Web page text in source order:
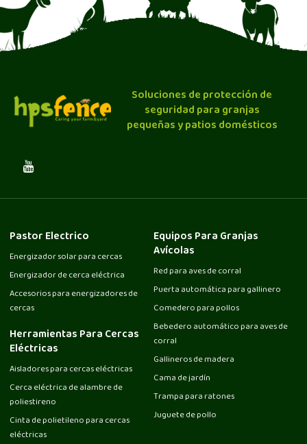
Soluciones de protección de
seguridad para granjas
pequeñas y patios domésticos
Pastor Electrico
Energizador solar para cercas
Energizador de cerca eléctrica
Accesorios para energizadores de
cercas
Herramientas Para Cercas
Eléctricas
Aisladores para cercas eléctricas
Cerca eléctrica de alambre de
poliestireno
Cinta de polietileno para cercas
eléctricas
Equipos Para Granjas
Avícolas
Red para aves de corral
Puerta automática para gallinero
Comedero para pollos
Bebedero automático para aves de
corral
Gallineros de madera
Cama de jardín
Trampa para ratones
Juguete de pollo